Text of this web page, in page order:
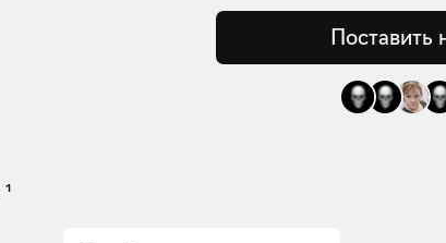
Поставить
1